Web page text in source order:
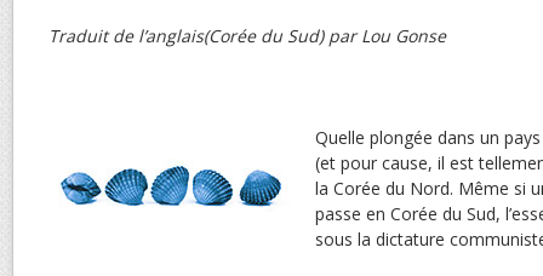
Traduit de l’anglais(Corée du Sud) par Lou Gonse
Quelle plongée dans un
(et pour cause, il est
la Corée du Nord. Même si
passe en Corée du Sud,
sous la dictature